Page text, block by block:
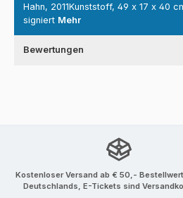
Hahn, 2011Kunststoff, 49 x 17 x 40
signiert Mehr
Bewertungen
Kostenloser Versand ab € 50,-
Deutschlands, E-Tickets sind